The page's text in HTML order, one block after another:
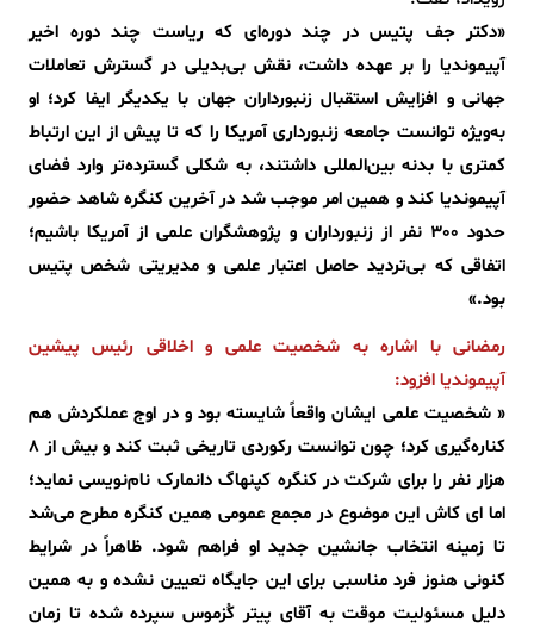
«دکتر جف پتیس در چند دوره‌ای که ریاست چند دوره اخیر
آپیموندیا را بر عهده داشت، نقش بی‌بدیلی در گسترش تعاملات
جهانی و افزایش استقبال زنبورداران جهان با یکدیگر ایفا کرد؛ او
به‌ویژه توانست جامعه زنبورداری آمریکا را که تا پیش از این ارتباط
کمتری با بدنه بین‌المللی داشتند، به شکلی گسترده‌تر وارد فضای
آپیموندیا کند و همین امر موجب شد در آخرین کنگره شاهد حضور
حدود 300 نفر از زنبورداران و پژوهشگران علمی از آمریکا باشیم؛
اتفاقی که بی‌تردید حاصل اعتبار علمی و مدیریتی شخص پتیس
بود.»
رمضانی با اشاره به شخصیت علمی و اخلاقی رئیس پیشین
آپیموندیا افزود:
« شخصیت علمی ایشان واقعاً شایسته بود و در اوج عملکردش هم
کناره‌گیری کرد؛ چون توانست رکوردی تاریخی ثبت کند و بیش از 8
هزار نفر را برای شرکت در کنگره کپنهاگ دانمارک نام‌نویسی نماید؛
اما ای کاش این موضوع در مجمع عمومی همین کنگره مطرح می‌شد
تا زمینه انتخاب جانشین جدید او فراهم شود. ظاهراً در شرایط
کنونی هنوز فرد مناسبی برای این جایگاه تعیین نشده و به همین
دلیل مسئولیت موقت به آقای پیتر کُزموس سپرده شده تا زمان